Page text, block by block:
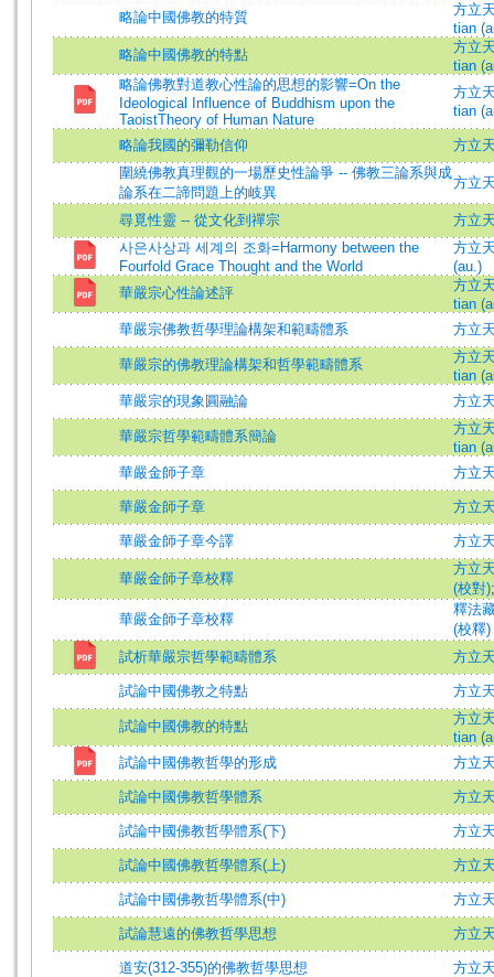
略論中國佛教的特質
方立
tian
略論中國佛教的特點
方立
tian
略論佛教對道教心性論的思想的影響=On the
Ideological Influence of Buddhism upon the
TaoistTheory of Human Nature
方立
tian
略論我國的彌勒信仰
方立
圍繞佛教真理觀的一場歷史性論爭 -- 佛教三論系與成
論系在二諦問題上的岐異
方立
尋覓性靈 -- 從文化到禪宗
方立
사은사상과 세계의 조화=Harmony between the
Fourfold Grace Thought and the World
方立
(au.)
華嚴宗心性論述評
方立
tian
華嚴宗佛教哲學理論構架和範疇體系
方立
華嚴宗的佛教理論構架和哲學範疇體系
方立
tian
華嚴宗的現象圓融論
方立
華嚴宗哲學範疇體系簡論
方立
tian
華嚴金師子章
方立
華嚴金師子章 方立
華嚴金師子章今譯 方立
華嚴金師子章校釋
方立
(校對)
華嚴金師子章校釋
釋法
(校釋)
試析華嚴宗哲學範疇體系
方立
試論中國佛教之特點 方立
試論中國佛教的特點
方立
tian
試論中國佛教哲學的形成
方立
試論中國佛教哲學體系 方立
試論中國佛教哲學體系(下) 方立
試論中國佛教哲學體系(上) 方立
試論中國佛教哲學體系(中) 方立
試論慧遠的佛教哲學思想 方立
道安(312-355)的佛教哲學思想 方立